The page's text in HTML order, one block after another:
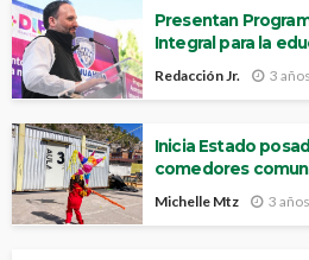
Presentan
Integral para la
Redacción Jr. 3
Inicia Estado
comedores
Michelle Mtz 3